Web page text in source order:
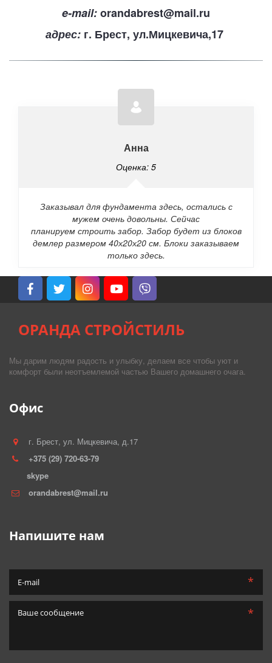
e-mail: orandabrest@mail.ru
адрес: г. Брест, ул.Мицкевича,17
Анна
Оценка: 5
Заказывал для фундамента здесь, остались с
мужем очень довольны. Сейчас
планируем строить забор. Забор будет из блоков
демлер размером 40х20х20 см. Блоки заказываем
только здесь.
ОРАНДА СТРОЙСТИЛЬ
Мы дарим людям радость и улыбку, делаем все чтобы уют и
комфорт были неотъемлемой частью Вашего домашнего очага.
Офис
г. Брест, ул. Мицкевича, д.17
+375 (29) 720-63-79
skype
orandabrest@mail.ru
Напишите нам
*
*